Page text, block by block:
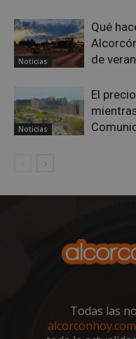
Noticias
Qué
de
Noticias
El
Todas las
alcorconhoy.com